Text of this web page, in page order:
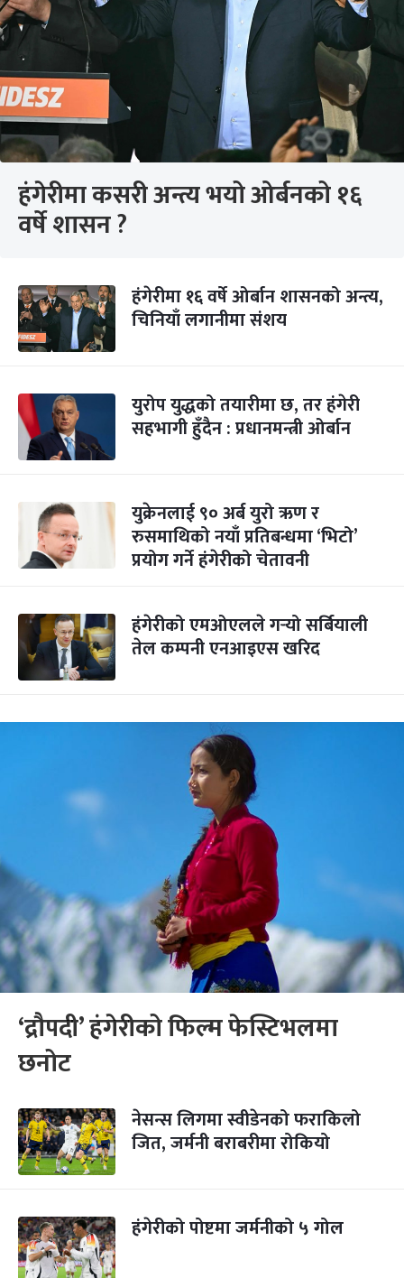
हंगेरीमा कसरी अन्त्य भयो ओर्बनको १६
वर्षे शासन ?
हंगेरीमा १६ वर्षे ओर्बान शासनको अन्त्य,
चिनियाँ लगानीमा संशय
युरोप युद्धको तयारीमा छ, तर हंगेरी
सहभागी हुँदैन : प्रधानमन्त्री ओर्बान
युक्रेनलाई ९० अर्ब युरो ऋण र
रुसमाथिको नयाँ प्रतिबन्धमा ‘भिटो’
प्रयोग गर्ने हंगेरीको चेतावनी
हंगेरीको एमओएलले गर्‍यो सर्बियाली
तेल कम्पनी एनआइएस खरिद
‘द्रौपदी’ हंगेरीको फिल्म फेस्टिभलमा
छनोट
नेसन्स लिगमा स्वीडेनको फराकिलो
जित, जर्मनी बराबरीमा रोकियो
हंगेरीको पोष्टमा जर्मनीको ५ गोल